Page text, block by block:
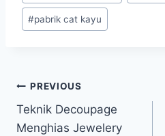
#pabrik cat kayu
Post
navigation
PREVIOUS
Teknik Decoupage
Menghias Jewelery